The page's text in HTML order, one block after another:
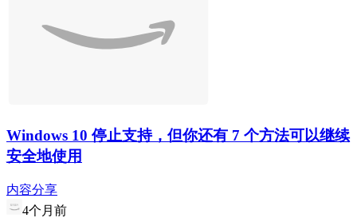
Windows 10 停止支持，但你还有 7 个方法可以继续
安全地使用
内容分享
4个月前